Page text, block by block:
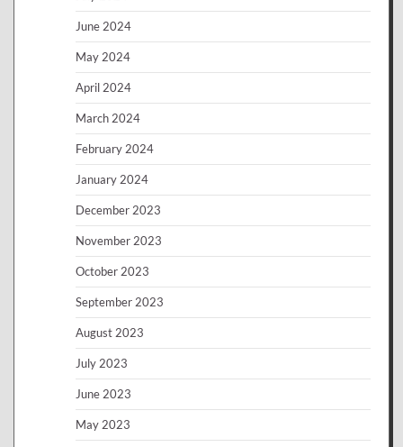
June 2024
May 2024
April 2024
March 2024
February 2024
January 2024
December 2023
November 2023
October 2023
September 2023
August 2023
July 2023
June 2023
May 2023